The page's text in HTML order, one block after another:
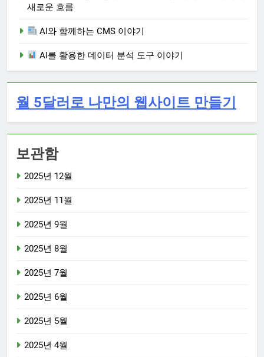
새로운 흐름
AI와 함께하는 CMS 이야기
AI를 활용한 데이터 분석 도구 이야기
월 5달러로 나만의 웹사이트 만들기
보관함
2025년 12월
2025년 11월
2025년 9월
2025년 8월
2025년 7월
2025년 6월
2025년 5월
2025년 4월